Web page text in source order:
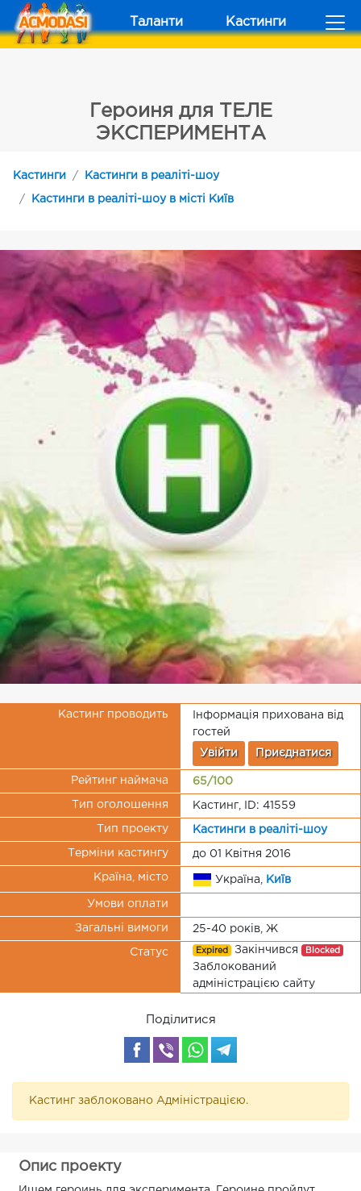
Таланти Кастинги
Героиня для ТЕЛЕ
ЭКСПЕРИМЕНТА
Кастинги Кастинги в реаліті-шоу
Кастинги в реаліті-шоу в місті Київ
Кастинг проводить
Інформація прихована від
гостей
Увійти Приєднатися
Рейтинг наймача 65/100
Тип оголошення Кастинг, ID: 41559
Тип проекту Кастинги в реаліті-шоу
Терміни кастингу до 01 Квітня 2016
Країна, місто Україна, Київ
Умови оплати
Загальні вимоги 25-40 років, Ж
Статус Expired Закінчився Blocked
Заблокований
адміністрацією сайту
Поділитися
Кастинг заблоковано Адміністрацією.
Опис проекту